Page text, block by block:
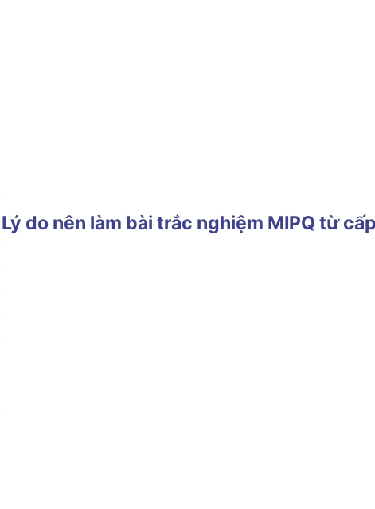
Lý do nên làm bài trắc nghiệm MIPQ từ